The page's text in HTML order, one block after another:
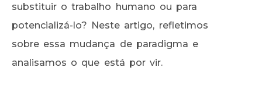
substituir o trabalho humano ou para
potencializá-lo? Neste artigo, refletimos
sobre essa mudança de paradigma e
analisamos o que está por vir.